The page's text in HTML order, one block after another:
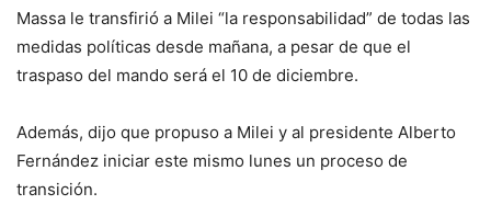
Massa le transfirió a Milei “la responsabilidad” de todas las
medidas políticas desde mañana, a pesar de que el
traspaso del mando será el 10 de diciembre.
Además, dijo que propuso a Milei y al presidente Alberto
Fernández iniciar este mismo lunes un proceso de
transición.